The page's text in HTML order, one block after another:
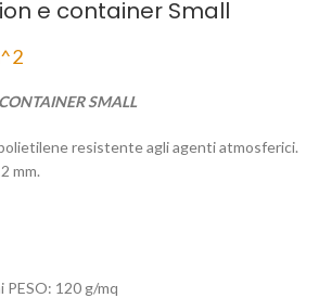
e container Small
SMALL
resistente agli agenti atmosferici.
mm.
PESO: 120 g/mq